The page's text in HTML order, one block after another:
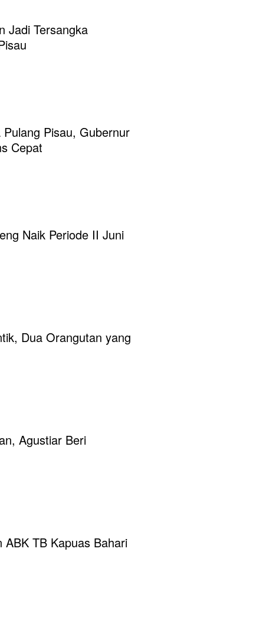
Jadi Tersangka
Pisau, Gubernur
Cepat
Naik Periode II Juni
Dua Orangutan yang
Agustiar Beri
ABK TB Kapuas Bahari